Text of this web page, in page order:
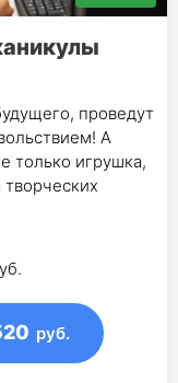
проведут
А
только игрушка,
руб.